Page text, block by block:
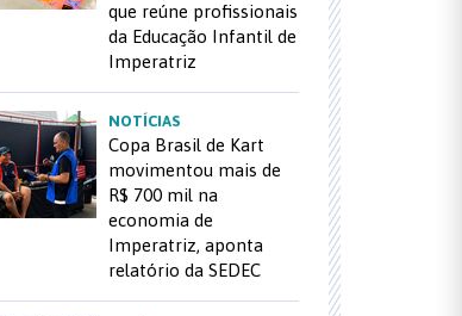
que reúne profissionais
da Educação Infantil de
Imperatriz
NOTÍCIAS
Copa Brasil de Kart
movimentou mais de
R$ 700 mil na
economia de
Imperatriz, aponta
relatório da SEDEC